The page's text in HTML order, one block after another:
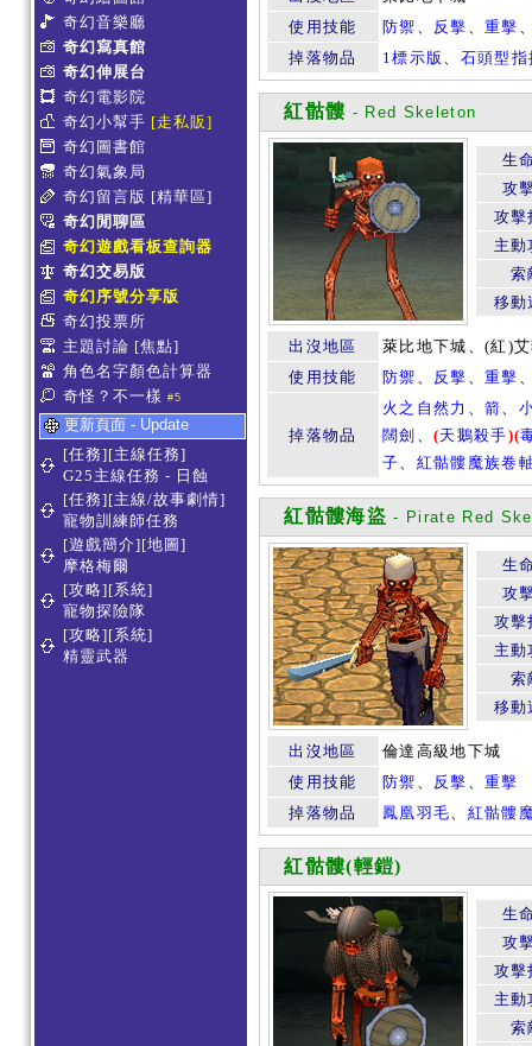
奇幻音樂廳
奇幻寫真館
奇幻伸展台
奇幻電影院
奇幻小幫手 [走私販]
奇幻圖書館
奇幻氣象局
奇幻留言版 [精華區]
奇幻閒聊區
奇幻遊戲看板查詢器
奇幻交易版
奇幻序號分享版
奇幻投票所
主題討論 [焦點]
角色名字顏色計算器
奇怪？不一樣 #5
更新頁面 - Update
[任務][主線任務]
G25主線任務 - 日蝕
[任務][主線/故事劇情]
寵物訓練師任務
[遊戲簡介][地圖]
摩格梅爾
[攻略][系統]
寵物探險隊
[攻略][系統]
精靈武器
使用技能
防禦 、 反擊 、重擊
掉落物品
1標示版 、 石頭型指
紅骷髏 - Red Skeleton
生
攻
攻擊
主動
索
移動
出沒地區
萊比地下城、(紅)
使用技能
防禦 、 反擊 、重擊
掉落物品
火之自然力 、箭、
闊劍 、(天鵝殺手)(
子、 紅骷髏魔族卷
紅骷髏海盜 - Pirate Red
生
攻
攻擊
主動
索
移動
出沒地區
倫達高級地下城
使用技能
防禦 、 反擊 、重擊
掉落物品
鳳凰羽毛、 紅骷髏
紅骷髏(輕鎧)
生
攻
攻擊
主動
索